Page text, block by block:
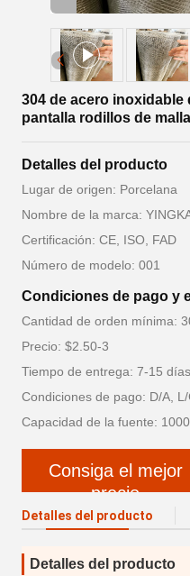
304 de acero inoxidable
pantalla rodillos de
Detalles del producto
Lugar de origen: Porcelana
Nombre de la marca:
Certificación: CE, ISO, FAD
Número de modelo: 001
Condiciones de pago y
Cantidad de orden mínima:
Precio: $2.50-3
Tiempo de entrega: 7-15 días
Condiciones de pago: D/A,
Capacidad de la fuente:
Consiga el mejor
precio
Detalles del producto
Detalles del producto